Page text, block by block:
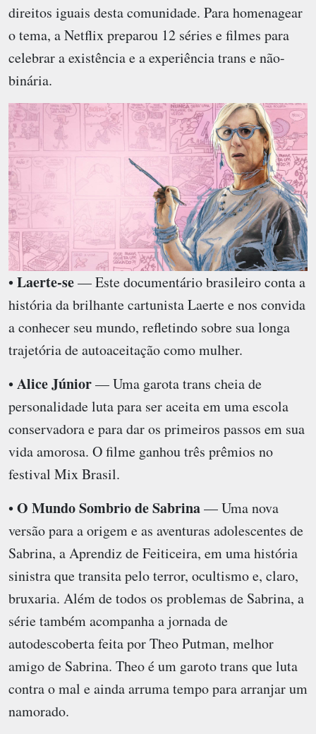
direitos iguais desta comunidade. Para homenagear
o tema, a Netflix preparou 12 séries e filmes para
celebrar a existência e a experiência trans e não-
binária.
•Laerte-se— Este documentário brasileiro conta a
história da brilhante cartunista Laerte e nos convida
a conhecer seu mundo, refletindo sobre sua longa
trajetória de autoaceitação como mulher.
•Alice Júnior— Uma garota trans cheia de
personalidade luta para ser aceita em uma escola
conservadora e para dar os primeiros passos em sua
vida amorosa. O filme ganhou três prêmios no
festival Mix Brasil.
•O Mundo Sombrio de Sabrina— Uma nova
versão para a origem e as aventuras adolescentes de
Sabrina, a Aprendiz de Feiticeira, em uma história
sinistra que transita pelo terror, ocultismo e, claro,
bruxaria. Além de todos os problemas de Sabrina, a
série também acompanha a jornada de
autodescoberta feita por Theo Putman, melhor
amigo de Sabrina. Theo é um garoto trans que luta
contra o mal e ainda arruma tempo para arranjar um
namorado.